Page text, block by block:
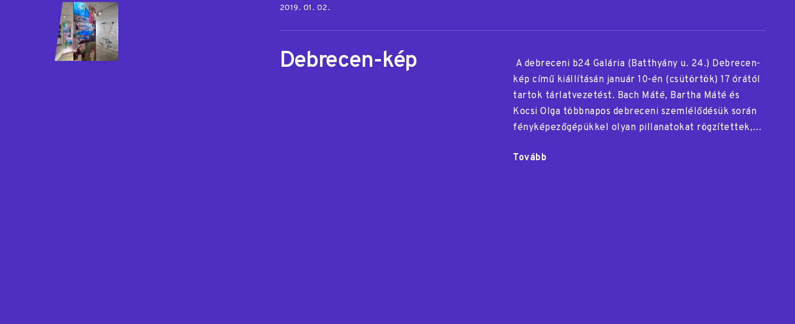
Posted on:
2019. 01. 02.
Debrecen-kép
A debreceni b24 Galária (Batthyány u. 24.) Debrecen-
kép című kiállításán január 10-én (csütörtök) 17 órától
tartok tárlatvezetést. Bach Máté, Bartha Máté és
Kocsi Olga többnapos debreceni szemlélődésük során
fényképezőgépükkel olyan pillanatokat rögzítettek,…
Tovább